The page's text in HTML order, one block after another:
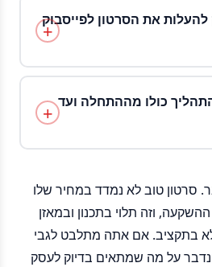
את הסרטון לפייסבוק
כולו מההתחלה ועד
סרטון טוב לא נמדד במחיר שלו
וזה תלוי בתכנון ובמאזן
בתקציב. אם אתה מתלבט לגבי
על מה שמתאים בדיוק לעסק